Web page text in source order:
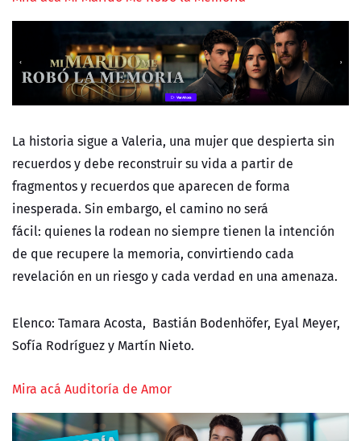
La historia sigue a Valeria, una mujer que despierta sin
recuerdos y debe reconstruir su vida a partir de
fragmentos y recuerdos que aparecen de forma
inesperada. Sin embargo, el camino no será
fácil: quienes la rodean no siempre tienen la intención
de que recupere la memoria, convirtiendo cada
revelación en un riesgo y cada verdad en una amenaza.
Elenco: Tamara Acosta, Bastián Bodenhöfer, Eyal Meyer,
Sofía Rodríguez y Martín Nieto.
Mira acá Auditoría de Amor